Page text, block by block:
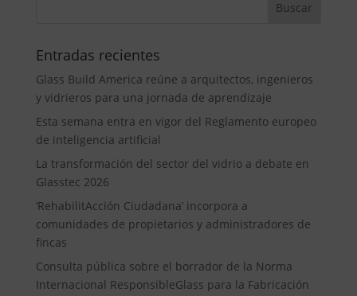
Entradas recientes
Glass Build America reúne a arquitectos, ingenieros
y vidrieros para una jornada de aprendizaje
Esta semana entra en vigor del Reglamento europeo
de inteligencia artificial
La transformación del sector del vidrio a debate en
Glasstec 2026
‘RehabilitAcción Ciudadana’ incorpora a
comunidades de propietarios y administradores de
fincas
Consulta pública sobre el borrador de la Norma
Internacional ResponsibleGlass para la Fabricación